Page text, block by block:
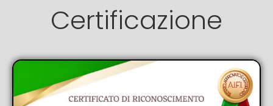
Certificazione